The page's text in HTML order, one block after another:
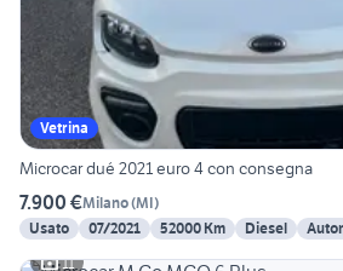
Vetrina
Microcar dué 2021 euro 4 con consegna
7.900 €Milano(MI)
Usato
07/2021 52000 Km Diesel
11